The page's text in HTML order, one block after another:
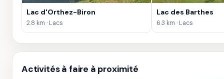
Lac d'Orthez-Biron
2.8 km · Lacs
Lac des Barthes
6.3 km · Lacs
Activités à faire à proximité